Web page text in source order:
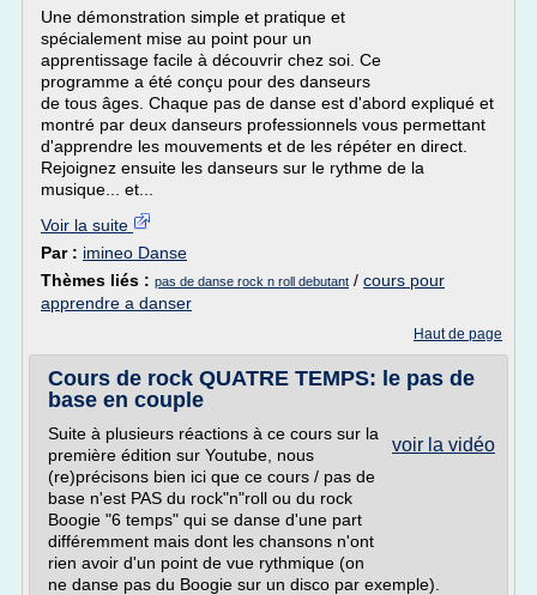
Une démonstration simple et pratique et
spécialement mise au point pour un
apprentissage facile à découvrir chez soi. Ce
programme a été conçu pour des danseurs
de tous âges. Chaque pas de danse est d'abord expliqué et
montré par deux danseurs professionnels vous permettant
d'apprendre les mouvements et de les répéter en direct.
Rejoignez ensuite les danseurs sur le rythme de la
musique... et...
Voir la suite
Par : imineo Danse
Thèmes liés : pas de danse rock n roll debutant / cours pour
apprendre a danser
Haut de page
Cours de rock QUATRE TEMPS: le pas de
base en couple
voir la vidéo
Suite à plusieurs réactions à ce cours sur la
première édition sur Youtube, nous
(re)précisons bien ici que ce cours / pas de
base n'est PAS du rock"n"roll ou du rock
Boogie "6 temps" qui se danse d'une part
différemment mais dont les chansons n'ont
rien avoir d'un point de vue rythmique (on
ne danse pas du Boogie sur un disco par exemple).